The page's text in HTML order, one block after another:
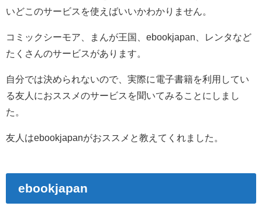
いどこのサービスを使えばいいかわかりません。
コミックシーモア、まんが王国、ebookjapan、レンタなど
たくさんのサービスがあります。
自分では決められないので、実際に電子書籍を利用してい
る友人におススメのサービスを聞いてみることにしまし
た。
友人はebookjapanがおススメと教えてくれました。
ebookjapan